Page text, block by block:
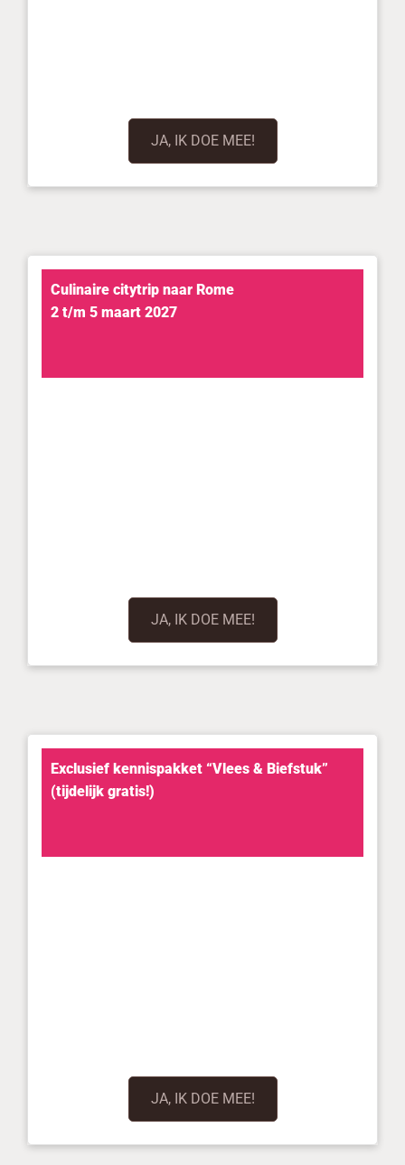
JA, IK DOE MEE!
Culinaire citytrip naar Rome
2 t/m 5 maart 2027
JA, IK DOE MEE!
Exclusief kennispakket “Vlees & Biefstuk”
(tijdelijk gratis!)
JA, IK DOE MEE!